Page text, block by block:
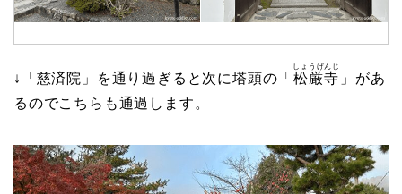
↓「慈済院」を通り過ぎると次に塔頭の「 松厳寺
しょうげんじ
」があ
るのでこちらも通過します。